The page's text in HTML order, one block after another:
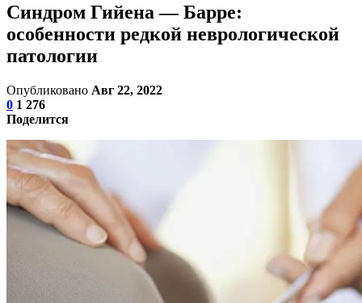
Синдром Гийена — Барре:
особенности редкой неврологической
патологии
Опубликовано Авг 22, 2022
0 1 276
Поделится